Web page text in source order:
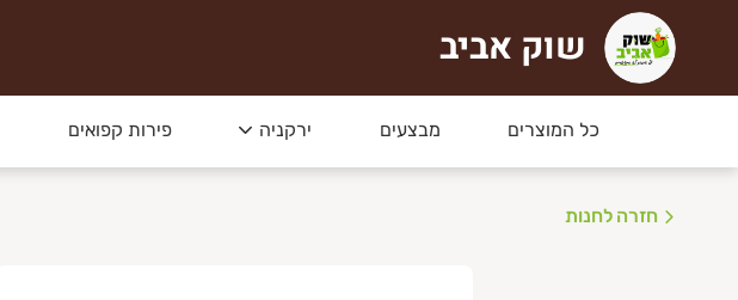
שוק אביב שוק אביב
כל המוצרים מבצעים ירקניה פירות קפואים
חזרה לחנות